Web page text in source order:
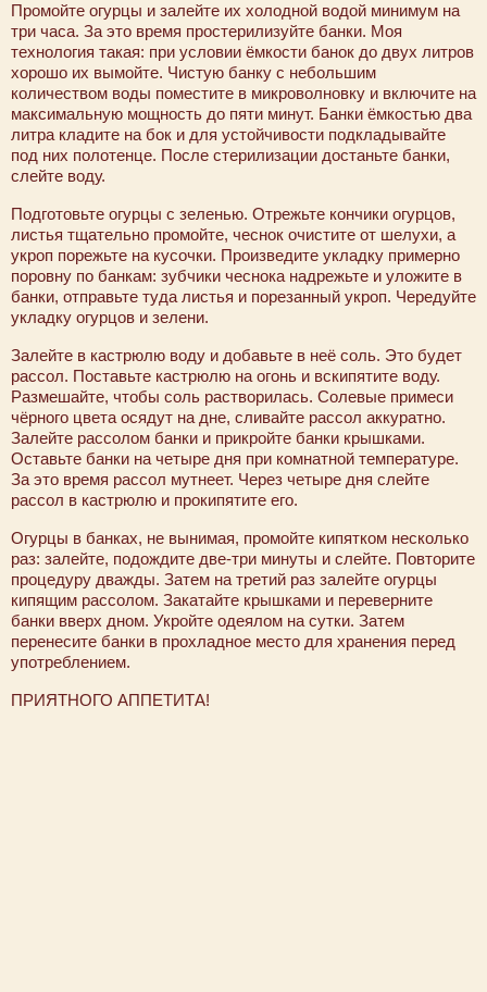
Промойте огурцы и залейте их холодной водой минимум на
три часа. За это время простерилизуйте банки. Моя
технология такая: при условии ёмкости банок до двух литров
хорошо их вымойте. Чистую банку с небольшим
количеством воды поместите в микроволновку и включите на
максимальную мощность до пяти минут. Банки ёмкостью два
литра кладите на бок и для устойчивости подкладывайте
под них полотенце. После стерилизации достаньте банки,
слейте воду.
Подготовьте огурцы с зеленью. Отрежьте кончики огурцов,
листья тщательно промойте, чеснок очистите от шелухи, а
укроп порежьте на кусочки. Произведите укладку примерно
поровну по банкам: зубчики чеснока надрежьте и уложите в
банки, отправьте туда листья и порезанный укроп. Чередуйте
укладку огурцов и зелени.
Залейте в кастрюлю воду и добавьте в неё соль. Это будет
рассол. Поставьте кастрюлю на огонь и вскипятите воду.
Размешайте, чтобы соль растворилась. Солевые примеси
чёрного цвета осядут на дне, сливайте рассол аккуратно.
Залейте рассолом банки и прикройте банки крышками.
Оставьте банки на четыре дня при комнатной температуре.
За это время рассол мутнеет. Через четыре дня слейте
рассол в кастрюлю и прокипятите его.
Огурцы в банках, не вынимая, промойте кипятком несколько
раз: залейте, подождите две-три минуты и слейте. Повторите
процедуру дважды. Затем на третий раз залейте огурцы
кипящим рассолом. Закатайте крышками и переверните
банки вверх дном. Укройте одеялом на сутки. Затем
перенесите банки в прохладное место для хранения перед
употреблением.
ПРИЯТНОГО АППЕТИТА!